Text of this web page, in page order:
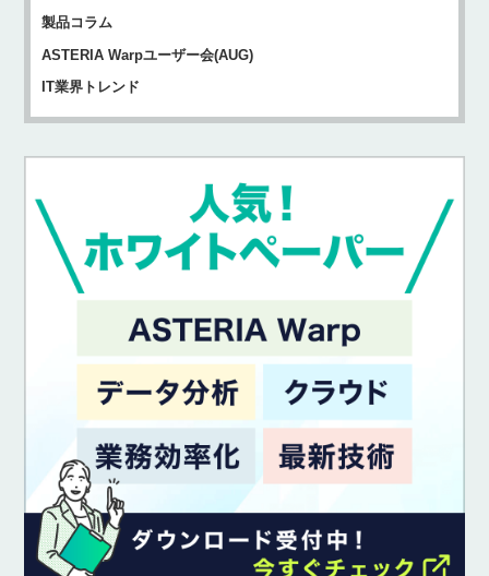
製品コラム
ASTERIA Warpユーザー会(AUG)
IT業界トレンド